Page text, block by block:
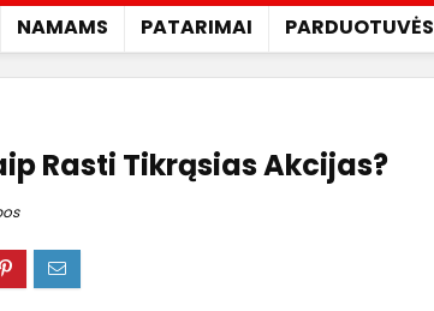
NAMAMS PATARIMAI PARDUOTUVĖS
Rasti Tikrąsias Akcijas?